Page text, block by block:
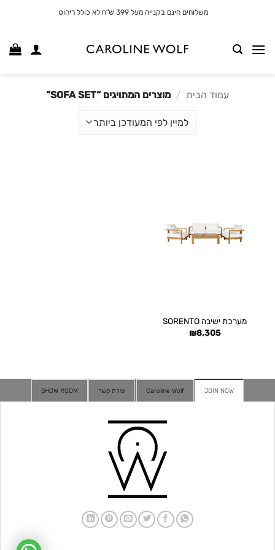
משלוחים חינם בקנייה מעל 399 ש"ח לא כולל ריהוט
עמוד הבית / מוצרים המתויגים “SOFA SET”
מערכת ישיבה SORENTO
₪8,305
JOIN NOW
Caroline Wolf יצירת קשר SHOW ROOM